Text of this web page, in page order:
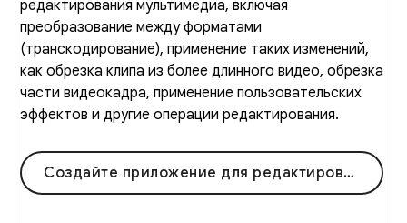
редактирования мультимедиа, включая
преобразование между форматами
(транскодирование), применение таких изменений,
как обрезка клипа из более длинного видео, обрезка
части видеокадра, применение пользовательских
эффектов и другие операции редактирования.
Создайте приложение для редактирования